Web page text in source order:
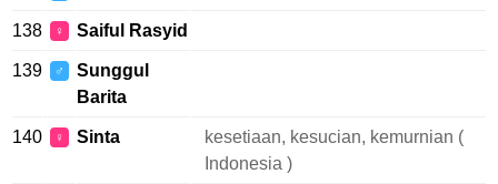
138 ♀ Saiful Rasyid
139 ♂
Sunggul
Barita
140 ♀ Sinta
kesetiaan, kesucian, kemurnian (
Indonesia )